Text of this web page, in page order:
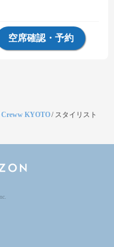
空席確認・予約
Creww KYOTO/ スタイリスト